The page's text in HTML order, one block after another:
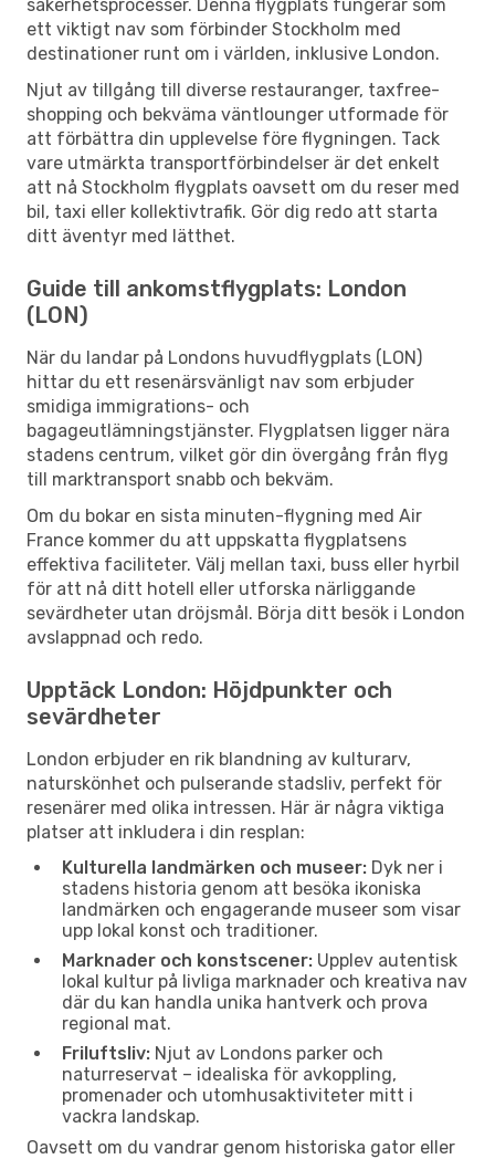
säkerhetsprocesser. Denna flygplats fungerar som
ett viktigt nav som förbinder Stockholm med
destinationer runt om i världen, inklusive London.
Njut av tillgång till diverse restauranger, taxfree-
shopping och bekväma väntlounger utformade för
att förbättra din upplevelse före flygningen. Tack
vare utmärkta transportförbindelser är det enkelt
att nå Stockholm flygplats oavsett om du reser med
bil, taxi eller kollektivtrafik. Gör dig redo att starta
ditt äventyr med lätthet.
Guide till ankomstflygplats: London
(LON)
När du landar på Londons huvudflygplats (LON)
hittar du ett resenärsvänligt nav som erbjuder
smidiga immigrations- och
bagageutlämningstjänster. Flygplatsen ligger nära
stadens centrum, vilket gör din övergång från flyg
till marktransport snabb och bekväm.
Om du bokar en sista minuten-flygning med Air
France kommer du att uppskatta flygplatsens
effektiva faciliteter. Välj mellan taxi, buss eller hyrbil
för att nå ditt hotell eller utforska närliggande
sevärdheter utan dröjsmål. Börja ditt besök i London
avslappnad och redo.
Upptäck London: Höjdpunkter och
sevärdheter
London erbjuder en rik blandning av kulturarv,
naturskönhet och pulserande stadsliv, perfekt för
resenärer med olika intressen. Här är några viktiga
platser att inkludera i din resplan:
Kulturella landmärken och museer: Dyk ner i
stadens historia genom att besöka ikoniska
landmärken och engagerande museer som visar
upp lokal konst och traditioner.
Marknader och konstscener: Upplev autentisk
lokal kultur på livliga marknader och kreativa nav
där du kan handla unika hantverk och prova
regional mat.
Friluftsliv: Njut av Londons parker och
naturreservat – idealiska för avkoppling,
promenader och utomhusaktiviteter mitt i
vackra landskap.
Oavsett om du vandrar genom historiska gator eller